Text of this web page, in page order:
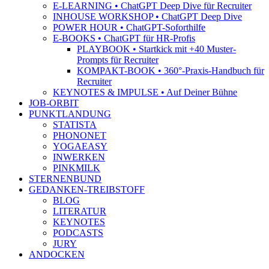
E-LEARNING • ChatGPT Deep Dive für Recruiter
INHOUSE WORKSHOP • ChatGPT Deep Dive
POWER HOUR • ChatGPT-Soforthilfe
E-BOOKS • ChatGPT für HR-Profis
PLAYBOOK • Startkick mit +40 Muster-
Prompts für Recruiter
KOMPAKT-BOOK • 360°-Praxis-Handbuch für
Recruiter
KEYNOTES & IMPULSE • Auf Deiner Bühne
JOB-ORBIT
PUNKTLANDUNG
STATISTA
PHONONET
YOGAEASY
INWERKEN
PINKMILK
STERNENBUND
GEDANKEN-TREIBSTOFF
BLOG
LITERATUR
KEYNOTES
PODCASTS
JURY
ANDOCKEN